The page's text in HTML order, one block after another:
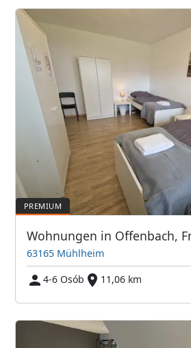
63165 Mühlheim
4-6 Osób
11,06 km